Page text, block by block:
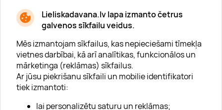
Lieliskadavana.lv lapa izmanto četrus
galvenos sīkfailu veidus.
Mēs izmantojam sīkfailus, kas nepieciešami tīmekļa
vietnes darbībai, kā arī analītikas, funkcionālos un
mārketinga (reklāmas) sīkfailus.
Ar jūsu piekrišanu sīkfaili un mobilie identifikatori
tiek izmantoti:
lai personalizētu saturu un reklāmas;
* Esmu iepazinies/usies ar privātuma politiku
Par "Lieliska dāvana"